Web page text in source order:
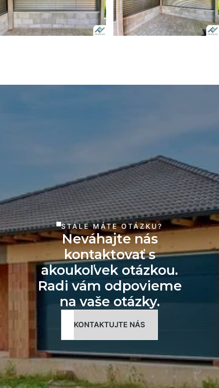
STÁLE MÁTE OTÁZKU?
Neváhajte nás
kontaktovať s
akoukoľvek otázkou.
Radi vám odpovieme
na vaše otázky.
KONTAKTUJTE NÁS